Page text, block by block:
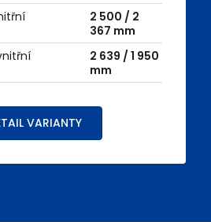
2 500 / 2
367 mm
2 639 / 1 950
mm
VARIANTY